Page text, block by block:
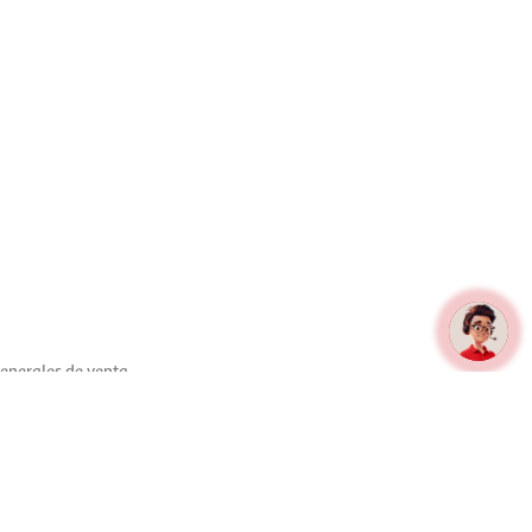
de venta